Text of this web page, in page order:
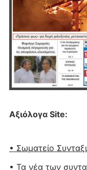
Αξιόλογα Site:
• Σωματείο
• Τα νέα των